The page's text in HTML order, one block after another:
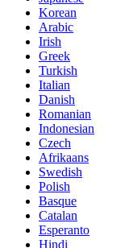
Korean
Arabic
Irish
Greek
Turkish
Italian
Danish
Romanian
Indonesian
Czech
Afrikaans
Swedish
Polish
Basque
Catalan
Esperanto
Hindi